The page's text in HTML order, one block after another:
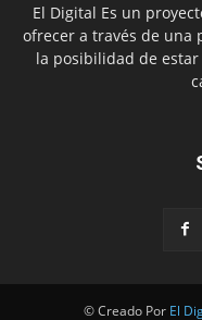
El Digital Es un
ofrecer a través de una
la posibilidad de
© Creado Por El